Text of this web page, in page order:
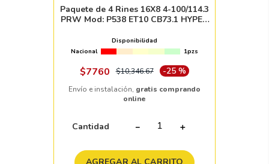
Paquete de 4 Rines 16X8 4-100/114.3
PRW Mod: P538 ET10 CB73.1 HYPER
CHROME RIVETS
Disponibilidad
Nacional
1pzs
$7760 $10,346.67 -25 %
Envío e instalación, gratis comprando
online
Cantidad ＋
－